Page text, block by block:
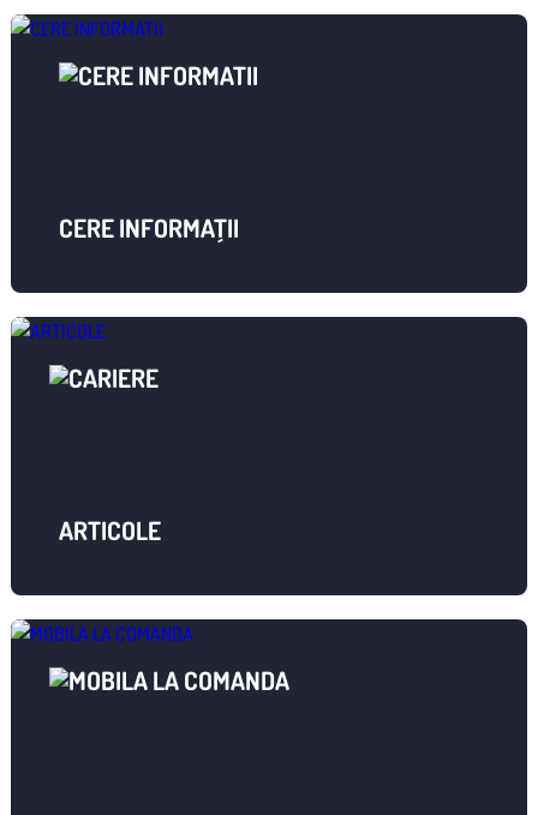
CERE INFORMAȚII
ARTICOLE